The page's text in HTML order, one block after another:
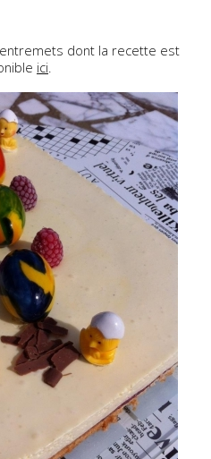
dont la recette est
ici